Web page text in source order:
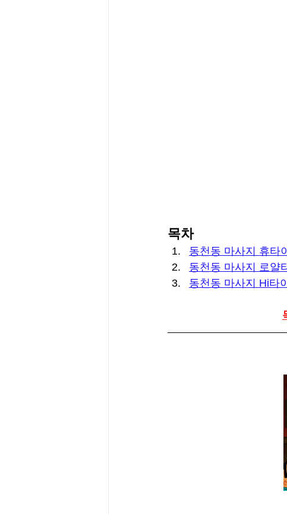
목차
동천동 마사지 휴타이
동천동 마사지 로얄
동천동 마사지 Hi타